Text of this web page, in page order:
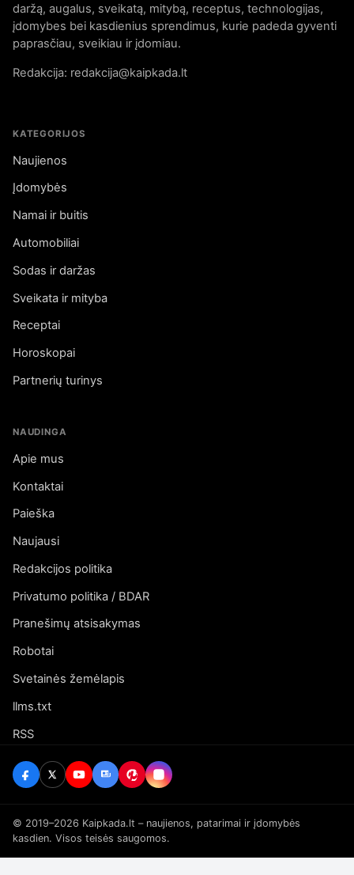
daržą, augalus, sveikatą, mitybą, receptus, technologijas,
įdomybes bei kasdienius sprendimus, kurie padeda gyventi
paprasčiau, sveikiau ir įdomiau.
Redakcija: redakcija@kaipkada.lt
KATEGORIJOS
Naujienos
Įdomybės
Namai ir buitis
Automobiliai
Sodas ir daržas
Sveikata ir mityba
Receptai
Horoskopai
Partnerių turinys
NAUDINGA
Apie mus
Kontaktai
Paieška
Naujausi
Redakcijos politika
Privatumo politika / BDAR
Pranešimų atsisakymas
Robotai
Svetainės žemėlapis
llms.txt
RSS
© 2019–2026 Kaipkada.lt – naujienos, patarimai ir įdomybės
kasdien. Visos teisės saugomos.